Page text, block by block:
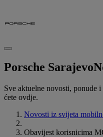
Porsche Sarajevo
Sve aktuelne novosti, ponude
ćete ovdje.
Novosti iz svijeta
Obavijest korisnicima